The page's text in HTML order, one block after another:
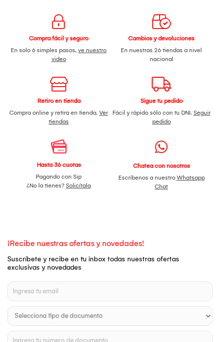
Compra fácil y seguro
En solo 6 simples pasos, ve nuestro
video
Cambios y devoluciones
En nuestras 26 tiendas a nivel
nacional
Retiro en tienda
Compra online y retira en tienda. Ver
tiendas
Sigue tu pedido
Fácil y rápido sólo con tu DNI. Seguir
pedido
Hasta 36 cuotas
Pagando con Sip
¿No la tienes? Solicítala
Chatea con nosotros
Escríbenos a nuestro Whatsapp
Chat
¡Recibe nuestras ofertas y novedades!
Suscríbete y recibe en tu inbox todas nuestras ofertas
exclusivas y novedades